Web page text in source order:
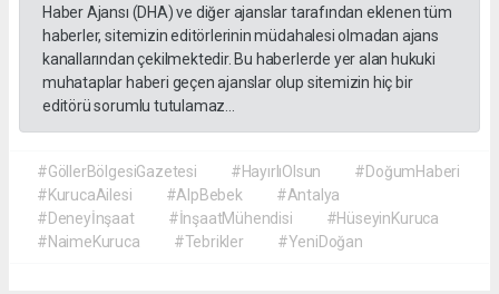
Haber Ajansı (DHA) ve diğer ajanslar tarafından eklenen tüm
haberler, sitemizin editörlerinin müdahalesi olmadan ajans
kanallarından çekilmektedir. Bu haberlerde yer alan hukuki
muhataplar haberi geçen ajanslar olup sitemizin hiç bir
editörü sorumlu tutulamaz...
#GöllerBölgesiGazetesi #HayırlıOlsun
#DoğumHaberi
#KurucaAilesi
#AlpBebek
#Antalya
#Deneyİnşaat
#İnşaatMühendisi
#HüseyinKuruca
#NaimeKuruca
#Tebrikler #YeniDoğan